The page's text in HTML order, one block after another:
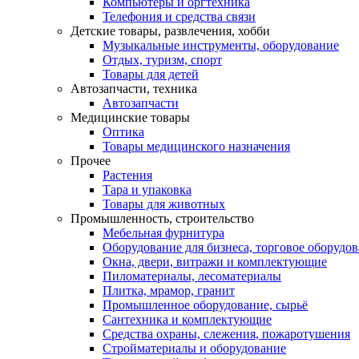
Телефония и средства связи
Детские товары, развлечения, хобби
Музыкальные инструменты, оборудование
Отдых, туризм, спорт
Товары для детей
Автозапчасти, техника
Автозапчасти
Медицинские товары
Оптика
Товары медицинского назначения
Прочее
Растения
Тара и упаковка
Товары для животных
Промышленность, строительство
Мебельная фурнитура
Оборудование для бизнеса, торговое
Окна, двери, витражи и комплектующие
Пиломатериалы, лесоматериалы
Плитка, мрамор, гранит
Промышленное оборудование, сырьё
Сантехника и комплектующие
Средства охраны, слежения, пожаротушения
Стройматериалы и оборудование